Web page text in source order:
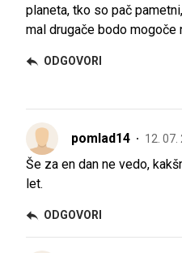
planeta, tko so pač
mal drugače bodo mogoče
ODGOVORI
pomlad14 12. 07.
Še za en dan ne vedo,
let.
ODGOVORI